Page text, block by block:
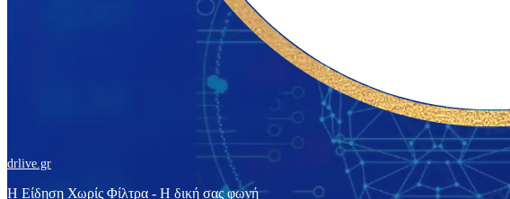
drlive.gr
Η Είδηση Χωρίς Φίλτρα - H δική σας φωνή